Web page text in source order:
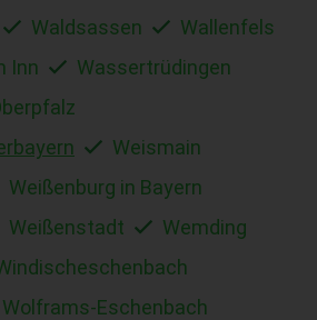
Waldsassen
Wallenfels
Inn
Wassertrüdingen
Weismain
Weißenburg in Bayern
Weißenstadt
Wemding
Wolframs-Eschenbach